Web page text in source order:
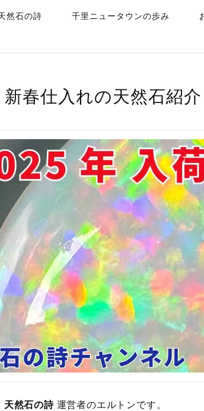
然石の詩 千里ニュータウンの歩み
新春仕入れの天然石紹介
天然石の詩運営者のエルトンです。